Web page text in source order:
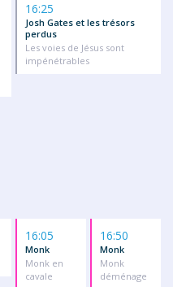
16:25
Josh Gates et les trésors
perdus
Les voies de Jésus sont
impénétrables
16:05
Monk
Monk en
cavale
16:50
Monk
Monk
déménage